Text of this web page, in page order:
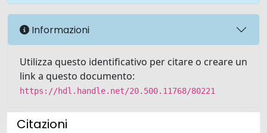
Informazioni
Utilizza questo identificativo per citare o creare un
link a questo documento:
https://hdl.handle.net/20.500.11768/80221
Citazioni